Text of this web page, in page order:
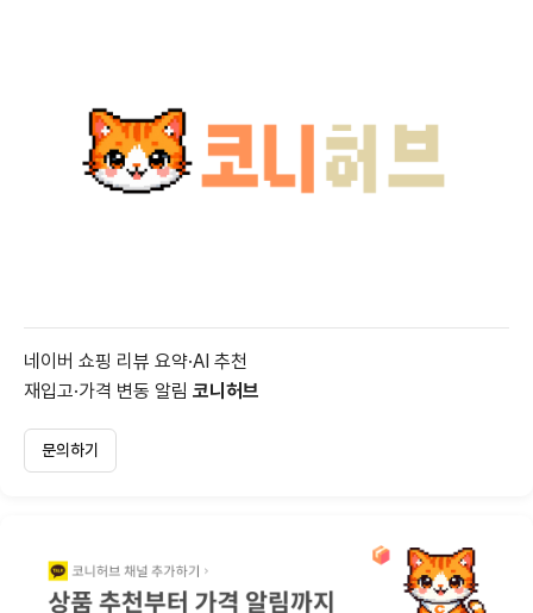
네이버 쇼핑 리뷰 요약·AI 추천
재입고·가격 변동 알림 코니허브
문의하기